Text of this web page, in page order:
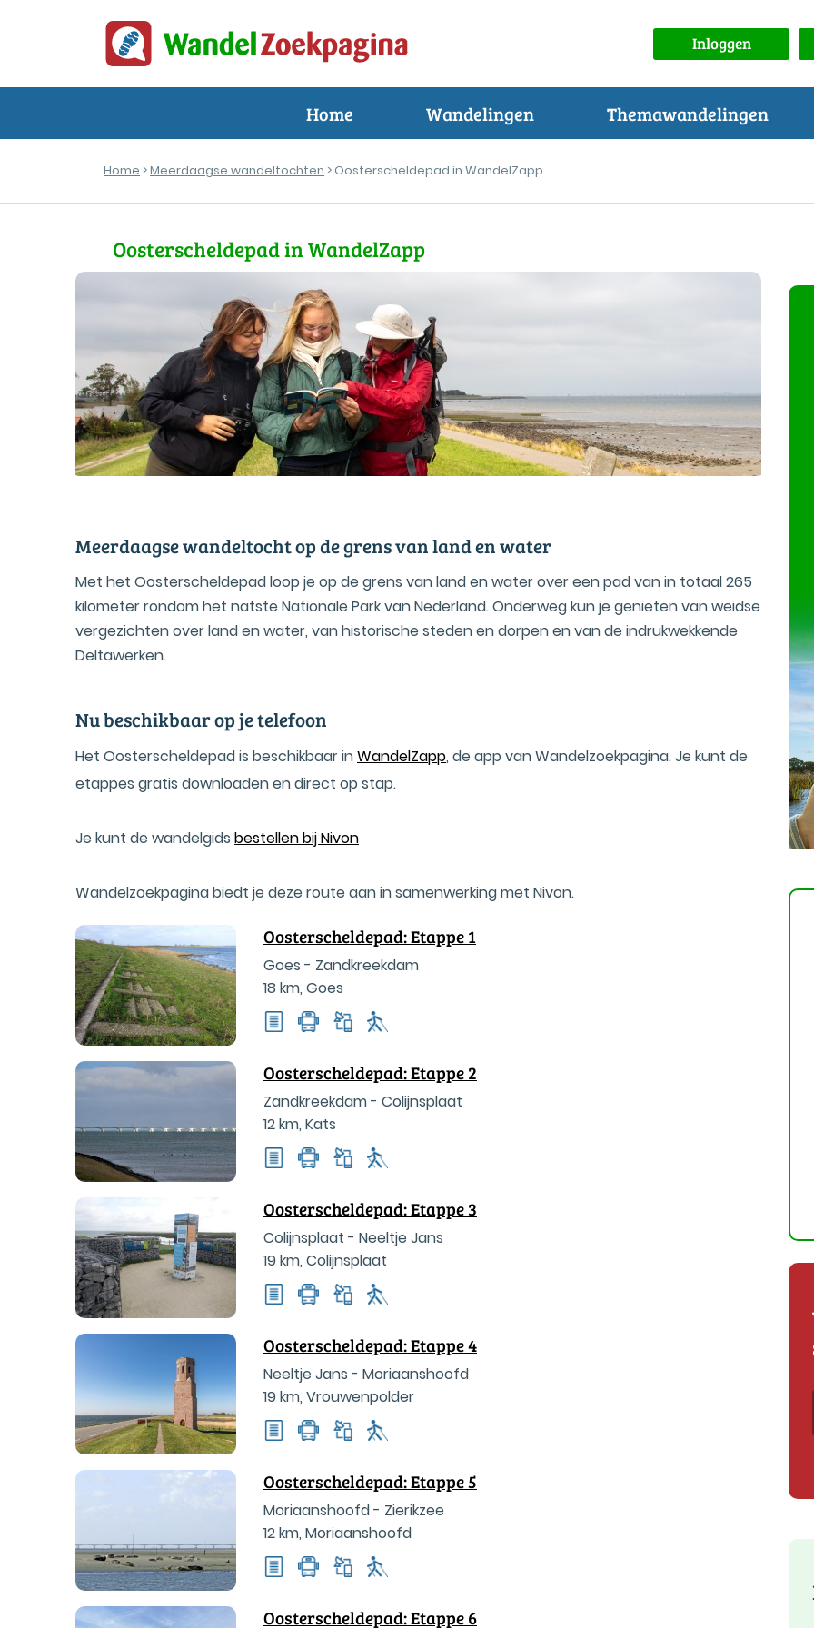
Inloggen
Home Wandelingen Themawandelingen
Home >Meerdaagse wandeltochten > Oosterscheldepad in WandelZapp
Oosterscheldepad in WandelZapp
Meerdaagse wandeltocht op de grens van land en water
Met het Oosterscheldepad loop je op de grens van land en water over een pad van in totaal 265
kilometer rondom het natste Nationale Park van Nederland. Onderweg kun je genieten van weidse
vergezichten over land en water, van historische steden en dorpen en van de indrukwekkende
Deltawerken.
Nu beschikbaar op je telefoon
Het Oosterscheldepad is beschikbaar inWandelZapp, de app van Wandelzoekpagina. Je kunt de
etappes gratis downloaden en direct op stap.
Je kunt de wandelgids bestellen bij Nivon
Wandelzoekpagina biedt je deze route aan in samenwerking met Nivon.
Oosterscheldepad: Etappe 1
Goes - Zandkreekdam
18 km, Goes
Oosterscheldepad: Etappe 2
Zandkreekdam - Colijnsplaat
12 km, Kats
Oosterscheldepad: Etappe 3
Colijnsplaat - Neeltje Jans
19 km, Colijnsplaat
Oosterscheldepad: Etappe 4
Neeltje Jans - Moriaanshoofd
19 km, Vrouwenpolder
Oosterscheldepad: Etappe 5
Moriaanshoofd - Zierikzee
12 km, Moriaanshoofd
Oosterscheldepad: Etappe 6